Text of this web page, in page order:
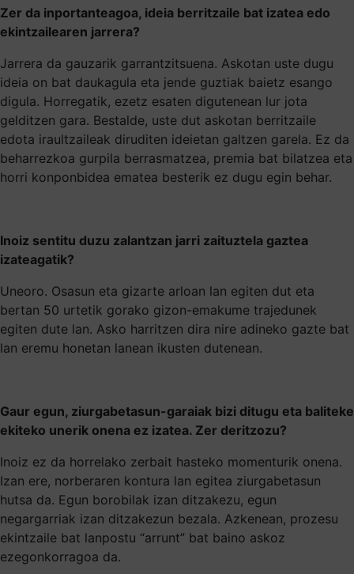
Zer da inportanteagoa, ideia berritzaile bat izatea edo
ekintzailearen jarrera?
Jarrera da gauzarik garrantzitsuena. Askotan uste dugu
ideia on bat daukagula eta jende guztiak baietz esango
digula. Horregatik, ezetz esaten digutenean lur jota
gelditzen gara. Bestalde, uste dut askotan berritzaile
edota iraultzaileak diruditen ideietan galtzen garela. Ez da
beharrezkoa gurpila berrasmatzea, premia bat bilatzea eta
horri konponbidea ematea besterik ez dugu egin behar.
Inoiz sentitu duzu zalantzan jarri zaituztela gaztea
izateagatik?
Uneoro. Osasun eta gizarte arloan lan egiten dut eta
bertan 50 urtetik gorako gizon-emakume trajedunek
egiten dute lan. Asko harritzen dira nire adineko gazte bat
lan eremu honetan lanean ikusten dutenean.
Gaur egun, ziurgabetasun-garaiak bizi ditugu eta baliteke
ekiteko unerik onena ez izatea. Zer deritzozu?
Inoiz ez da horrelako zerbait hasteko momenturik onena.
Izan ere, norberaren kontura lan egitea ziurgabetasun
hutsa da. Egun borobilak izan ditzakezu, egun
negargarriak izan ditzakezun bezala. Azkenean, prozesu
ekintzaile bat lanpostu “arrunt” bat baino askoz
ezegonkorragoa da.